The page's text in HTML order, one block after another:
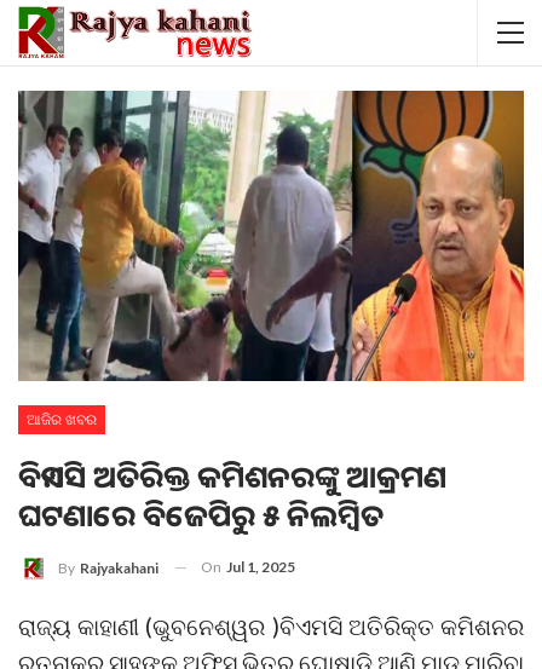
ଆଜିର ଖବର
ବିଏମସି ଅତିରିକ୍ତ କମିଶନରଙ୍କୁ ଆକ୍ରମଣ
ଘଟଣାରେ ବିଜେପିରୁ ୫ ନିଲମ୍ବିତ
By Rajyakahani On Jul 1, 2025
ରାଜ୍ୟ କାହାଣୀ (ଭୁବନେଶ୍ୱର )ବିଏମସି ଅତିରିକ୍ତ କମିଶନର
ରତ୍ନାକର ସାହୁଙ୍କୁ ଅଫିସ ଭିତରୁ ଘୋଷାଡି ଆଣି ମାଡ ମାରିବା